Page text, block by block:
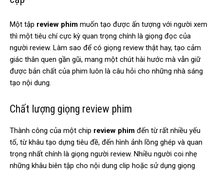
Một tập review phim muốn tạo được ấn tượng với người xem
thì một tiêu chí cực kỳ quan trọng chính là giọng đọc của
người review. Làm sao để có giọng review thật hay, tạo cảm
giác thân quen gần gũi, mang một chút hài hước mà vẫn giữ
được bản chất của phim luôn là câu hỏi cho những nhà sáng
tạo nội dung.
Chất lượng giọng review phim
Thành công của một chip review phim đến từ rất nhiều yếu
tố, từ khâu tạo dựng tiêu đề, đến hình ảnh lồng ghép và quan
trọng nhất chính là giọng người review. Nhiều người coi nhẹ
những khâu biên tập cho nội dung clip hoặc sử dụng giọng